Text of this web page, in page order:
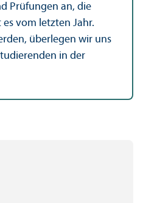
Prüfungen an, die
vom letzten Jahr.
überlegen wir uns
in der